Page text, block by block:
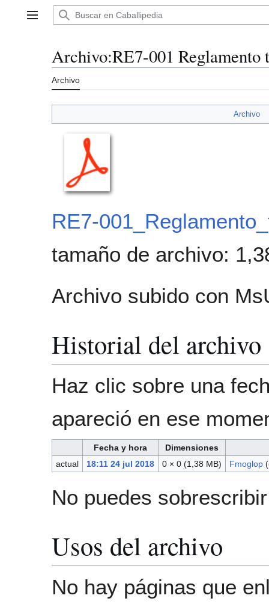
Menú principal
Archivo:RE7-001
Archivo
Archivo
RE7-
tamaño de archivo:
Archivo subido con
Historial del archivo
Haz clic sobre una
apareció en ese
Fecha y hora
Dimensiones
actual
18:11 24 jul 2018 0 × 0 (1,38 MB) Fmoglop (
No puedes
Usos del archivo
No hay páginas que